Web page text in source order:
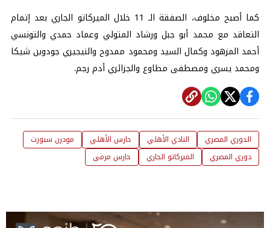
كما أصبح مخلوف، الصفقة الـ 11 خلال الميركاتو الجاري بعد إتمام
التعاقد مع محمد أبو جبل ورشاد المتولي وعماد حمدي والتونسي
أحمد المزهود وكمال السيد ومحمود ممدوح والنيجيري جودوين شيكا
ومحمد يسري ومصطفى مطاوع والجزائري أدم رجم.
الدوري المصري النادي الأهلي حارس الأهلي
مودرن سبورت
دوري المصري
الميركاتو الجاري حارس مرمى